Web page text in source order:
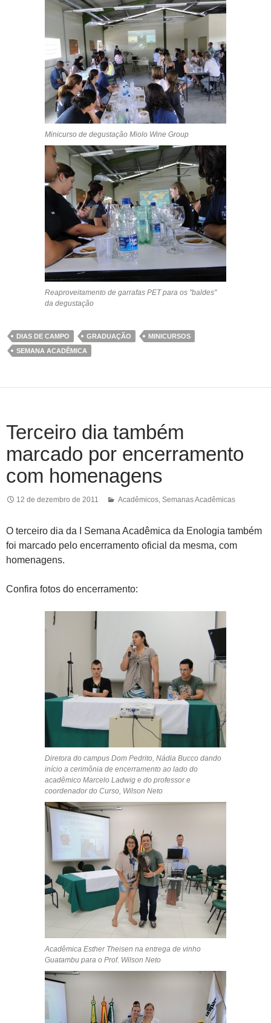
Minicurso de degustação Miolo Wine Group
Reaproveitamento de garrafas PET para os "baldes"
da degustação
DIAS DE CAMPO GRADUAÇÃO
MINICURSOS
SEMANA ACADÊMICA
Terceiro dia também
marcado por encerramento
com homenagens
12 de dezembro de 2011 Acadêmicos Semanas Acadêmicas
O terceiro dia da I Semana Acadêmica da Enologia também
foi marcado pelo encerramento oficial da mesma, com
homenagens.
Confira fotos do encerramento:
Diretora do campus Dom Pedrito, Nádia Bucco dando
início a cerimônia de encerramento ao lado do
acadêmico Marcelo Ladwig e do professor e
coordenador do Curso, Wilson Neto
Acadêmica Esther Theisen na entrega de vinho
Guatambu para o Prof. Wilson Neto